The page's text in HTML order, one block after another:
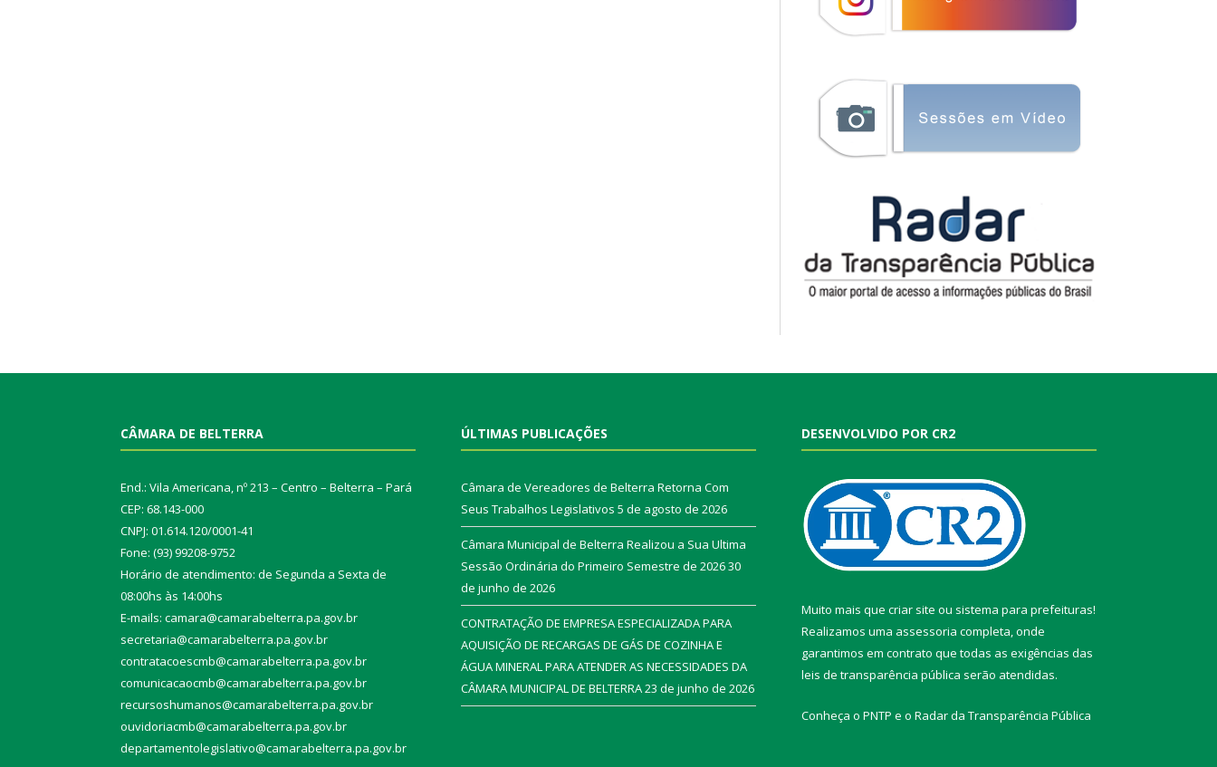
CÂMARA DE BELTERRA
End.: Vila Americana, nº 213 – Centro – Belterra – Pará
CEP: 68.143-000
CNPJ: 01.614.120/0001-41
Fone: (93) 99208-9752
Horário de atendimento: de Segunda a Sexta de
08:00hs às 14:00hs
E-mails: camara@camarabelterra.pa.gov.br
secretaria@camarabelterra.pa.gov.br
contratacoescmb@camarabelterra.pa.gov.br
comunicacaocmb@camarabelterra.pa.gov.br
recursoshumanos@camarabelterra.pa.gov.br
ouvidoriacmb@camarabelterra.pa.gov.br
departamentolegislativo@camarabelterra.pa.gov.br
ÚLTIMAS PUBLICAÇÕES
Câmara de Vereadores de Belterra Retorna Com
Seus Trabalhos Legislativos 5 de agosto de 2026
Câmara Municipal de Belterra Realizou a Sua Ultima
Sessão Ordinária do Primeiro Semestre de 202630
de junho de 2026
CONTRATAÇÃO DE EMPRESA ESPECIALIZADA PARA
AQUISIÇÃO DE RECARGAS DE GÁS DE COZINHA E
ÁGUA MINERAL PARA ATENDER AS NECESSIDADES DA
CÂMARA MUNICIPAL DE BELTERRA23 de junho de 2026
DESENVOLVIDO POR CR2
Muito mais que criar site ou sistema para prefeituras!
Realizamos uma assessoria completa, onde
garantimos em contrato que todas as exigências das
leis de transparência pública serão atendidas.
Conheça o PNTP e o Radar da Transparência Pública